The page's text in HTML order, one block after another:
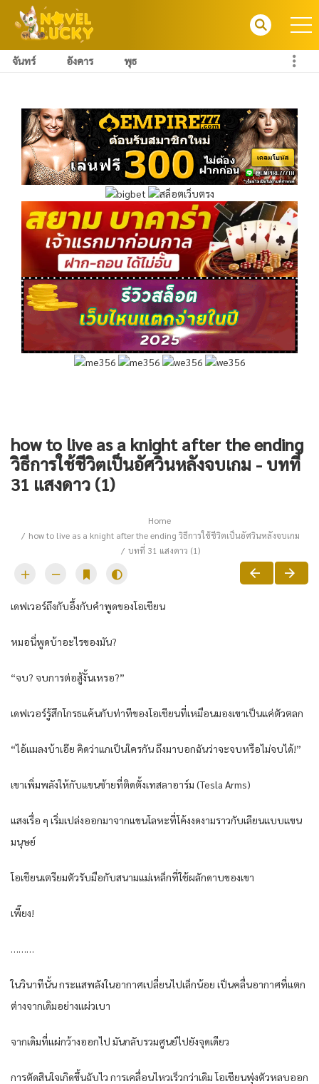
จันทร์ อังคาร พุธ
how to live as a knight after the ending
วิธีการใช้ชีวิตเป็นอัศวินหลังจบเกม - บทที่
31 แสงดาว (1)
Home
how to live as a knight after the ending วิธีการใช้ชีวิตเป็นอัศวินหลังจบเกม
บทที่ 31 แสงดาว (1)
เดฟเวอร์ถึงกับอึ้งกับคำพูดของโอเชียน
หมอนี่พูดบ้าอะไรของมัน?
“จบ? จบการต่อสู้งั้นเหรอ?”
เดฟเวอร์รู้สึกโกรธแค้นกับท่าทีของโอเชียนที่เหมือนมองเขาเป็นแค่ตัวตลก
“ไอ้แมลงบ้าเอ๊ย คิดว่าแกเป็นใครกัน ถึงมาบอกฉันว่าจะจบหรือไม่จบได้!”
เขาเพิ่มพลังให้กับแขนซ้ายที่ติดตั้งเทสลาอาร์ม (Tesla Arms)
แสงเรื่อ ๆ เริ่มเปล่งออกมาจากแขนโลหะที่โค้งงดงามราวกับเลียนแบบแขน
มนุษย์
โอเชียนเตรียมตัวรับมือกับสนามแม่เหล็กที่ใช้ผลักดาบของเขา
เพี๊ยง!
………
ในวินาทีนั้น กระแสพลังในอากาศเปลี่ยนไปเล็กน้อย เป็นคลื่นอากาศที่แตก
ต่างจากเดิมอย่างแผ่วเบา
จากเดิมที่แผ่กว้างออกไป มันกลับรวมศูนย์ไปยังจุดเดียว
การตัดสินใจเกิดขึ้นฉับไว การเคลื่อนไหวเร็วกว่าเดิม โอเชียนพุ่งตัวหลบออก